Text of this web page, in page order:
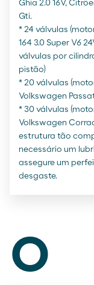
Ghia 2.0 16V,
Gti.
* 24 válvulas
164 3.0 Super V6
válvulas por
pistão)
* 20 válvulas
Volkswagen
* 30 válvulas
Volkswagen
estrutura tão
necessário um
assegure um
desgaste.
o